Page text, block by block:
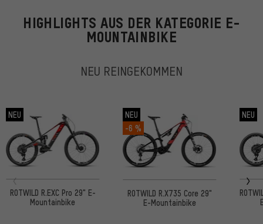
HIGHLIGHTS AUS DER KATEGORIE E-
MOUNTAINBIKE
NEU REINGEKOMMEN
NEU
ROTWILD R.EXC Pro 29" E-
Mountainbike
NEU
-6 %
ROTWILD R.X735 Core 29"
E-Mountainbike
NEU